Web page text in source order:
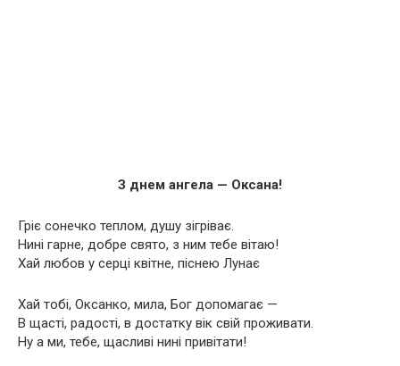
З днем ангела — Оксана!
Гріє сонечко теплом, душу зігріває.
Нині гарне, добре свято, з ним тебе вітаю!
Хай любов у серці квітне, піснею Лунає
Хай тобі, Оксанко, мила, Бог допомагає —
В щасті, радості, в достатку вік свій проживати.
Ну а ми, тебе, щасливі нині привітати!